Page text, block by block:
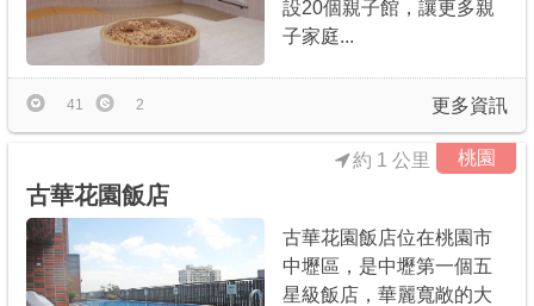
設20個親子館，讓更多親
子家庭...
更多資訊
41 2
桃園
古華花園飯店
約 1 公里
古華花園飯店位在桃園市
中壢區，是中壢第一個五
星級飯店，華麗寬敞的大